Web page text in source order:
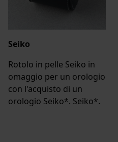
Seiko
Rotolo in pelle Seiko in
omaggio per un orologio
con l'acquisto di un
orologio Seiko*. Seiko*.